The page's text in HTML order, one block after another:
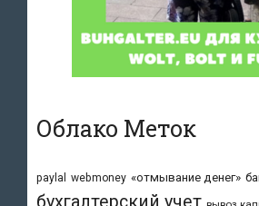
Облако Меток
paylal webmoney «отмывание денег»
бухгалтерский учет